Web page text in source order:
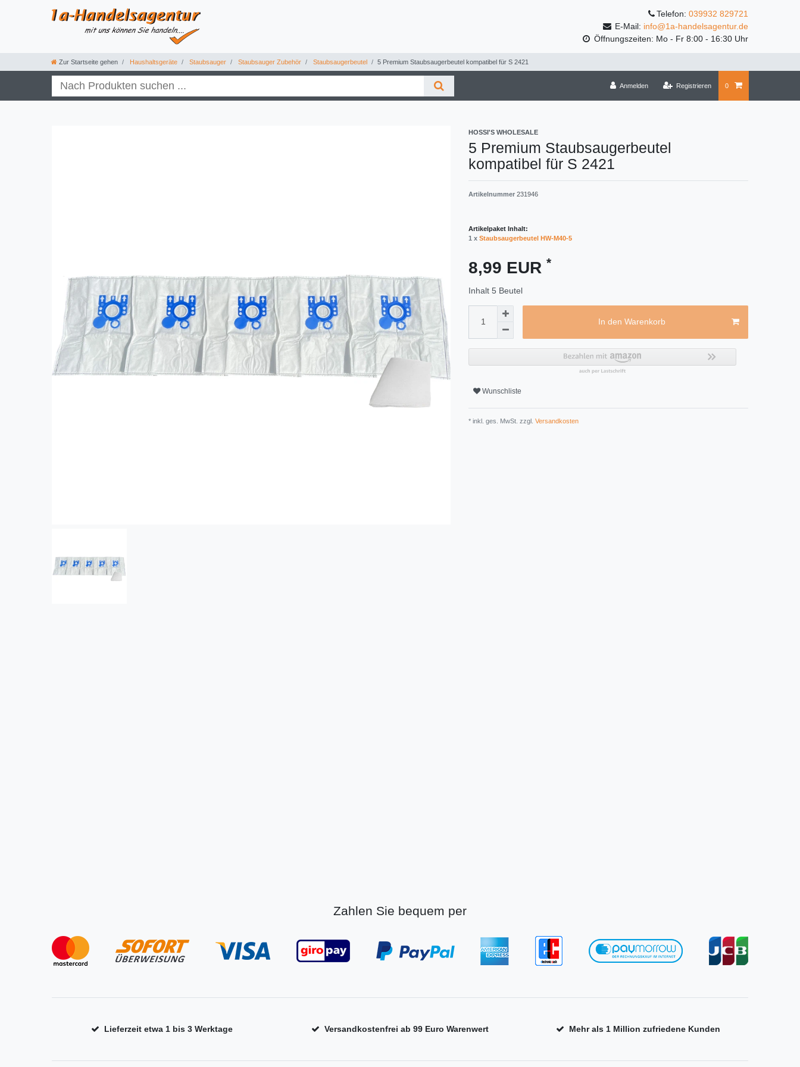
Telefon: 039932 829721
E-Mail: info@1a-handelsagentur.de
Öffnungszeiten: Mo - Fr 8:00 - 16:30 Uhr
Zur Startseite gehen Haushaltsgeräte Staubsauger Staubsauger Zubehör Staubsaugerbeutel 5 Premium Staubsaugerbeutel kompatibel für S 2421
Anmelden Registrieren 0
HOSSI'S WHOLESALE
5 Premium Staubsaugerbeutel
kompatibel für S 2421
Artikelnummer 231946
Artikelpaket Inhalt:
1 x Staubsaugerbeutel HW-M40-5
8,99 EUR *
Inhalt 5 Beutel
In den Warenkorb
Wunschliste
* inkl. ges. MwSt. zzgl. Versandkosten
Zahlen Sie bequem per
Lieferzeit etwa 1 bis 3 Werktage Versandkostenfrei ab 99 Euro Warenwert Mehr als 1 Million zufriedene Kunden